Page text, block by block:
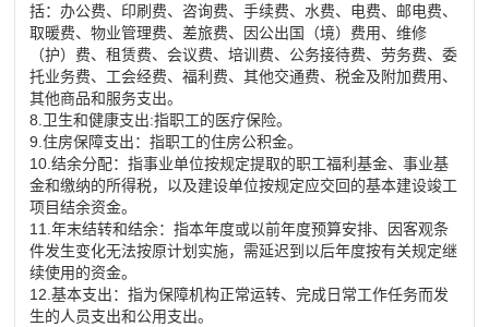
括：办公费、印刷费、咨询费、手续费、水费、电费、邮电费、
取暖费、物业管理费、差旅费、因公出国（境）费用、维修
（护）费、租赁费、会议费、培训费、公务接待费、劳务费、委
托业务费、工会经费、福利费、其他交通费、税金及附加费用、
其他商品和服务支出。
8.卫生和健康支出:指职工的医疗保险。
9.住房保障支出：指职工的住房公积金。
10.结余分配：指事业单位按规定提取的职工福利基金、事业基
金和缴纳的所得税，以及建设单位按规定应交回的基本建设竣工
项目结余资金。
11.年末结转和结余：指本年度或以前年度预算安排、因客观条
件发生变化无法按原计划实施，需延迟到以后年度按有关规定继
续使用的资金。
12.基本支出：指为保障机构正常运转、完成日常工作任务而发
生的人员支出和公用支出。